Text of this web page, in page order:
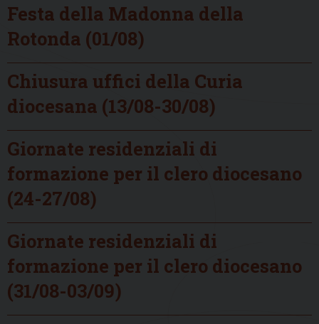
Festa della Madonna della
Rotonda (01/08)
Chiusura uffici della Curia
diocesana (13/08-30/08)
Giornate residenziali di
formazione per il clero diocesano
(24-27/08)
Giornate residenziali di
formazione per il clero diocesano
(31/08-03/09)